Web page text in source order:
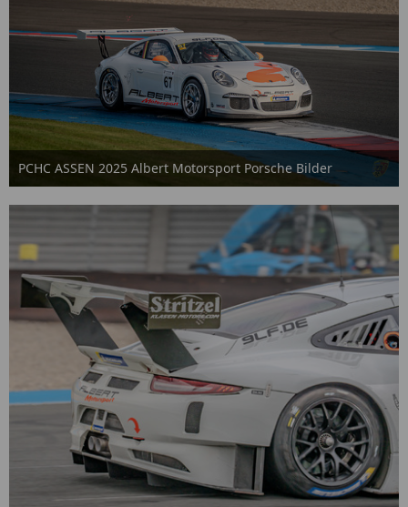
PCHC ASSEN 2025 Albert Motorsport Porsche Bilder
2. Oktober 2025